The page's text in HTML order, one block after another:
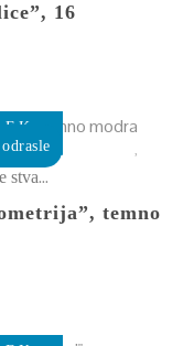
16
Ta
več
temno
Ta